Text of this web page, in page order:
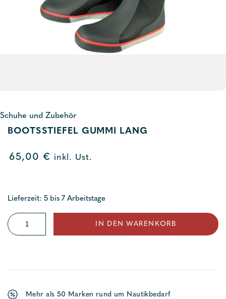
Schuhe und Zubehör
BOOTSSTIEFEL GUMMI LANG
65,00 € inkl. Ust.
Lieferzeit: 5 bis 7 Arbeitstage
Bootsstiefel
Gummi
IN DEN WARENKORB
Mehr als 50 Marken rund um Nautikbedarf